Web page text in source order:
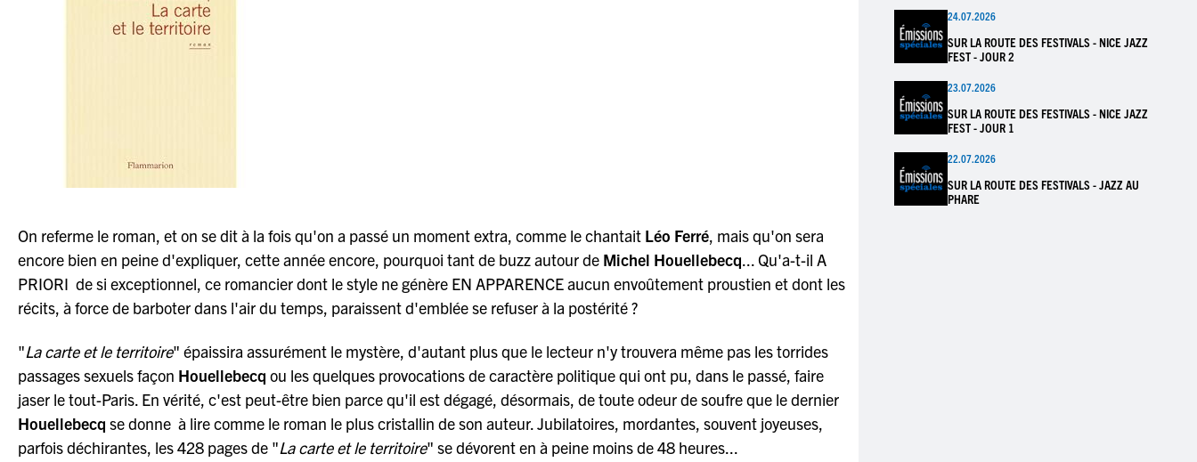
On referme le roman, et on se dit à la fois qu'on a passé un moment extra, comme le chantait Léo Ferré, mais qu'on sera
encore bien en peine d'expliquer, cette année encore, pourquoi tant de buzz autour de Michel Houellebecq... Qu'a-t-il A
PRIORI de si exceptionnel, ce romancier dont le style ne génère EN APPARENCE aucun envoûtement proustien et dont les
récits, à force de barboter dans l'air du temps, paraissent d'emblée se refuser à la postérité ?
"La carte et le territoire" épaissira assurément le mystère, d'autant plus que le lecteur n'y trouvera même pas les torrides
passages sexuels façon Houellebecq ou les quelques provocations de caractère politique qui ont pu, dans le passé, faire
jaser le tout-Paris. En vérité, c'est peut-être bien parce qu'il est dégagé, désormais, de toute odeur de soufre que le dernier
Houellebecq se donne à lire comme le roman le plus cristallin de son auteur. Jubilatoires, mordantes, souvent joyeuses,
parfois déchirantes, les 428 pages de "La carte et le territoire" se dévorent en à peine moins de 48 heures...
24.07.2026
SUR LA ROUTE DES FESTIVALS - NICE JAZZ
FEST - JOUR 2
23.07.2026
SUR LA ROUTE DES FESTIVALS - NICE JAZZ
FEST - JOUR 1
22.07.2026
SUR LA ROUTE DES FESTIVALS - JAZZ AU
PHARE